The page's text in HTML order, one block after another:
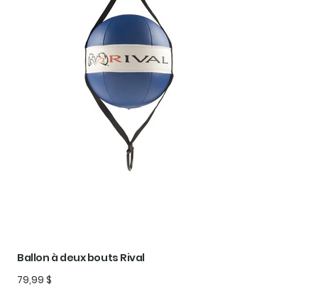
Ballon à deux bouts Rival
Prix
79,99 $